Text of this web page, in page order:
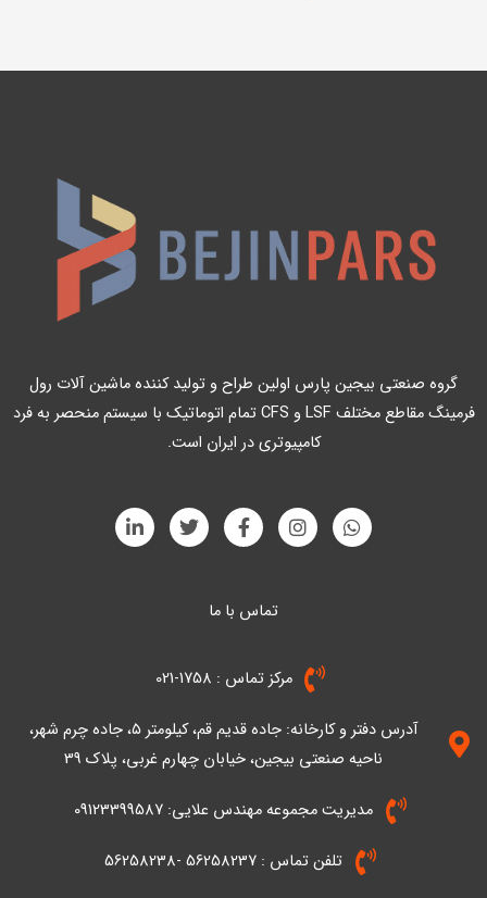
گروه صنعتی بیجین پارس اولین طراح و تولید کننده ماشین آلات رول
فرمینگ مقاطع مختلف LSF و CFS تمام اتوماتیک با سیستم منحصر به فرد
کامپیوتری در ایران است.
W
h
a
I
n
s
m
F
a
c
o
-
f
T
w
i
L
i
n
تماس با ما
مرکز تماس : 1758-021
آدرس دفتر و کارخانه: جاده قدیم قم، کیلومتر ۵، جاده چرم شهر،
ناحیه صنعتی بیجین، خیابان چهارم غربی، پلاک 39
مدیریت مجموعه مهندس علایی: 09123399587
تلفن تماس : 56258237 -56258238